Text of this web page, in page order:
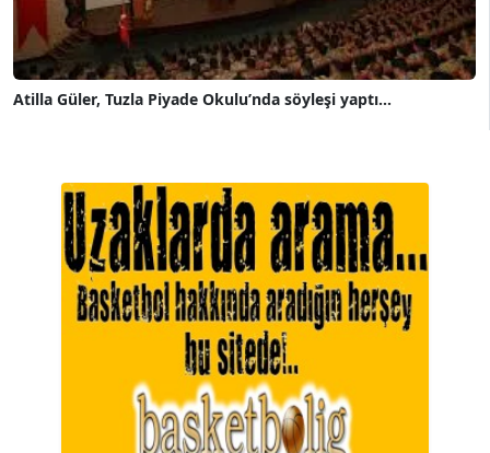
Atilla Güler, Tuzla Piyade Okulu’nda söyleşi yaptı...
A. BAHRİ VRESKALA
Köşe Yazarı